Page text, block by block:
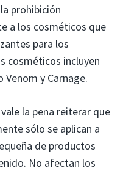
prohibición
a los cosméticos que
para los
cosméticos incluyen
y Carnage.
la pena reiterar que
sólo se aplican a
de productos
No afectan los